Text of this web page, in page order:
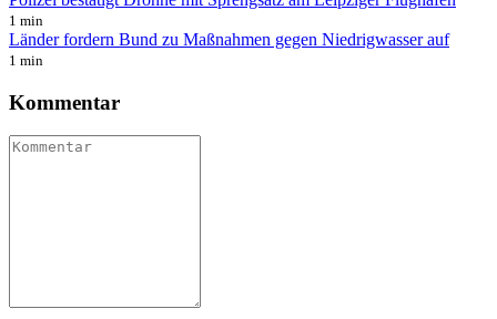
1 min
Länder fordern Bund zu Maßnahmen gegen Niedrigwasser auf
1 min
Kommentar